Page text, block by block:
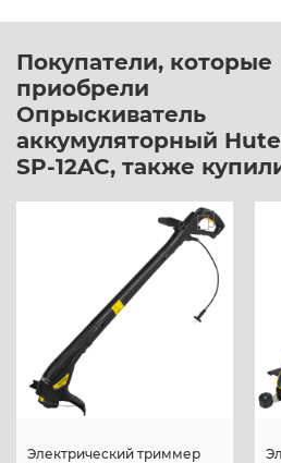
Покупатели, которые
приобрели
Опрыскиватель
аккумуляторный
SP-12AC, также
Электрический триммер